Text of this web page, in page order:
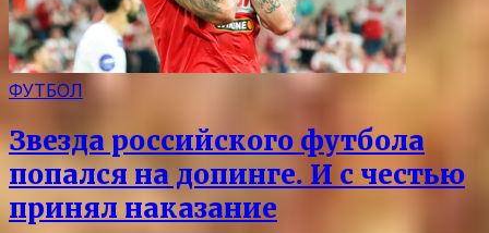
ФУТБОЛ
Звезда российского футбола
попался на допинге. И с честью
принял наказание